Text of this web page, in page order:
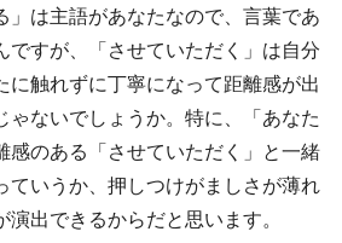
」は主語があなたなので、言葉であ
ですが、「させていただく」は自分
に触れずに丁寧になって距離感が出
ゃないでしょうか。特に、「あなた
感のある「させていただく」と一緒
ていうか、押しつけがましさが薄れ
出できるからだと思います。